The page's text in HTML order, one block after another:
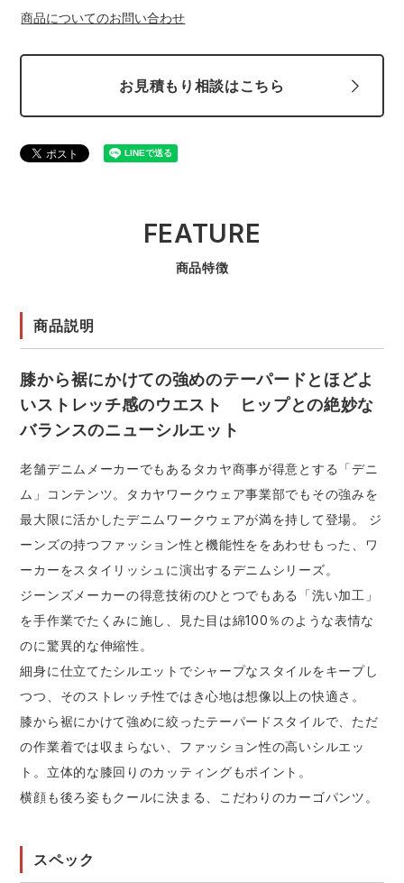
商品についてのお問い合わせ
お見積もり相談はこちら
FEATURE
商品特徴
商品説明
膝から裾にかけての強めのテーパードとほどよ
いストレッチ感のウエスト ヒップとの絶妙な
バランスのニューシルエット
老舗デニムメーカーでもあるタカヤ商事が得意とする「デニ
ム」コンテンツ。タカヤワークウェア事業部でもその強みを
最大限に活かしたデニムワークウェアが満を持して登場。 ジ
ーンズの持つファッション性と機能性ををあわせもった、ワ
ーカーをスタイリッシュに演出するデニムシリーズ。
ジーンズメーカーの得意技術のひとつでもある「洗い加工」
を手作業でたくみに施し、見た目は綿100％のような表情な
のに驚異的な伸縮性。
細身に仕立てたシルエットでシャープなスタイルをキープし
つつ、そのストレッチ性ではき心地は想像以上の快適さ。
膝から裾にかけて強めに絞ったテーパードスタイルで、ただ
の作業着では収まらない、ファッション性の高いシルエッ
ト。立体的な膝回りのカッティングもポイント。
横顔も後ろ姿もクールに決まる、こだわりのカーゴパンツ。
スペック